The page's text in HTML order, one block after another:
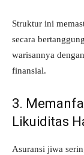
Struktur ini
secara
warisannya
finansial.
3.
Likuiditas
Asuransi jiwa